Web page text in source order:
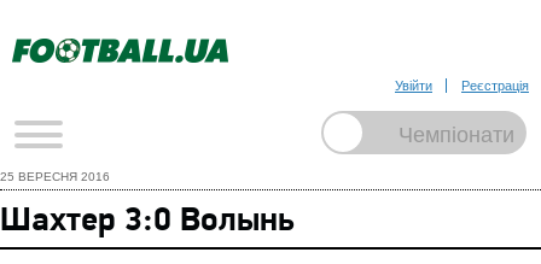
Увійти Реєстрація
25 ВЕРЕСНЯ 2016
Шахтер 3:0 Волынь